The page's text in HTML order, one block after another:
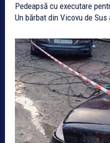
Pedeapsă cu executare
Un bărbat din Vicovu de